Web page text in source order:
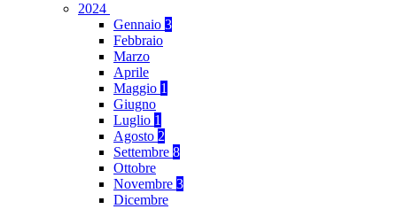
2024
Gennaio 3
Febbraio
Marzo
Aprile
Maggio 1
Giugno
Luglio 1
Agosto 2
Settembre 8
Ottobre
Novembre 3
Dicembre